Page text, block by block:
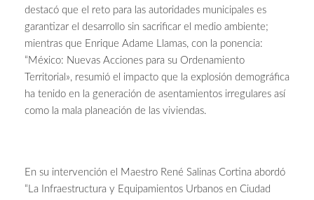
destacó que el reto para las autoridades municipales es
garantizar el desarrollo sin sacrificar el medio ambiente;
mientras que Enrique Adame Llamas, con la ponencia:
“México: Nuevas Acciones para su Ordenamiento
Territorial», resumió el impacto que la explosión demográfica
ha tenido en la generación de asentamientos irregulares así
como la mala planeación de las viviendas.
En su intervención el Maestro René Salinas Cortina abordó
“La Infraestructura y Equipamientos Urbanos en Ciudad